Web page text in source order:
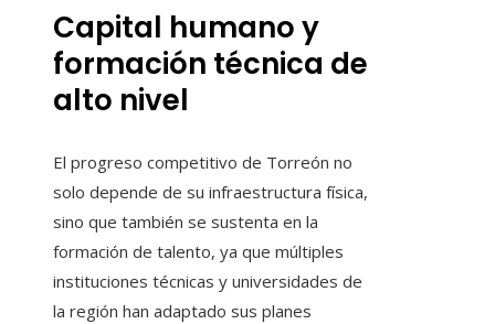
Capital humano y
formación técnica de
alto nivel
El progreso competitivo de Torreón no
solo depende de su infraestructura física,
sino que también se sustenta en la
formación de talento, ya que múltiples
instituciones técnicas y universidades de
la región han adaptado sus planes